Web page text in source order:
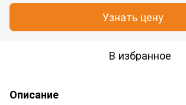
Узнать цену
В избранное
Описание